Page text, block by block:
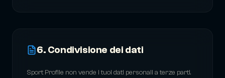
6. Condivisione dei dati
Sport Profile non vende i tuoi dati personali a terze parti.